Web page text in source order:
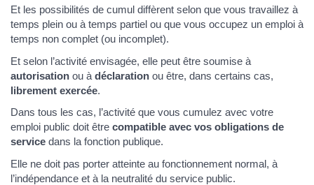
Et les possibilités de cumul diffèrent selon que vous travaillez à
temps plein ou à temps partiel ou que vous occupez un emploi à
temps non complet (ou incomplet).
Et selon l’activité envisagée, elle peut être soumise à
autorisation ou à déclaration ou être, dans certains cas,
librement exercée.
Dans tous les cas, l’activité que vous cumulez avec votre
emploi public doit être compatible avec vos obligations de
service dans la fonction publique.
Elle ne doit pas porter atteinte au fonctionnement normal, à
l’indépendance et à la neutralité du service public.